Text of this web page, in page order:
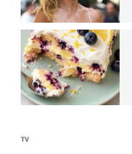
TV